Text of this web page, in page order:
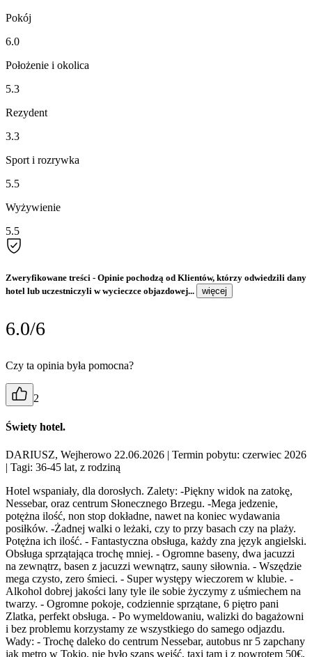
Pokój
6.0
Położenie i okolica
5.3
Rezydent
3.3
Sport i rozrywka
5.5
Wyżywienie
5.5
Zweryfikowane treści - Opinie pochodzą od Klientów, którzy odwiedzili dany
hotel lub uczestniczyli w wycieczce objazdowej...
więcej
6.0/6
Czy ta opinia była pomocna?
2
Świety hotel.
DARIUSZ, Wejherowo 22.06.2026 | Termin pobytu: czerwiec 2026
| Tagi: 36-45 lat, z rodziną
Hotel wspaniały, dla dorosłych. Zalety: -Piękny widok na zatokę,
Nessebar, oraz centrum Słonecznego Brzegu. -Mega jedzenie,
potężna ilość, non stop dokładne, nawet na koniec wydawania
posiłków. -Żadnej walki o leżaki, czy to przy basach czy na plaży.
Potężna ich ilość. - Fantastyczna obsługa, każdy zna język angielski.
Obsługa sprzątająca trochę mniej. - Ogromne baseny, dwa jacuzzi
na zewnątrz, basen z jacuzzi wewnątrz, sauny siłownia. - Wszędzie
mega czysto, zero śmieci. - Super występy wieczorem w klubie. -
Alkohol dobrej jakości lany tyle ile sobie życzymy z uśmiechem na
twarzy. - Ogromne pokoje, codziennie sprzątane, 6 piętro pani
Zlatka, perfekt obsługa. - Po wymeldowaniu, walizki do bagażowni
i bez problemu korzystamy ze wszystkiego do samego odjazdu.
Wady: - Trochę daleko do centrum Nessebar, autobus nr 5 zapchany
jak metro w Tokio, nie było szans wejść, taxi tam i z powrotem 50€,